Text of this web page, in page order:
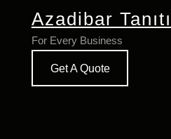
Azadibar
For Every Business
Get A Quote